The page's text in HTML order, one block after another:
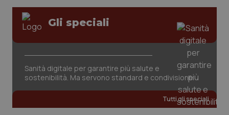
Gli speciali
Sanità digitale per garantire più salute e
sostenibilità. Ma servono standard e condivisione
Tutti gli speciali
session-id
_ga
Google LLC
.quotidianosanita.it
1